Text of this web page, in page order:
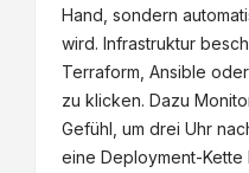
Hand, sondern
wird. Infrastruktur
Terraform, Ansible
zu klicken. Dazu
Gefühl, um drei Uhr
eine Deployment-Kette